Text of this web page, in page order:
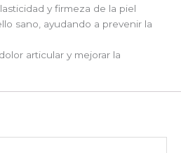
y firmeza de la piel
sano, ayudando a prevenir la
articular y mejorar la